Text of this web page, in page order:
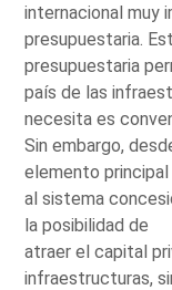
internacional muy
presupuestaria.
presupuestaria
país de las
necesita es
Sin embargo,
elemento
al sistema
la posibilidad de
atraer el capital
infraestructuras,